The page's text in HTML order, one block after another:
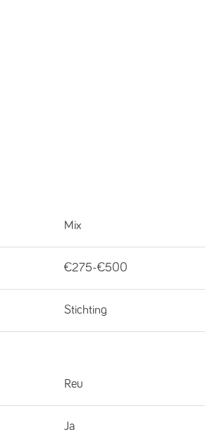
Mix
€275-€500
Stichting
Reu
Ja